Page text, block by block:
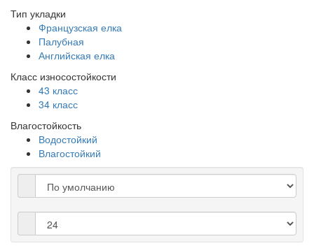
Тип укладки
Французская елка
Палубная
Английская елка
Класс износостойкости
43 класс
34 класс
Влагостойкость
Водостойкий
Влагостойкий